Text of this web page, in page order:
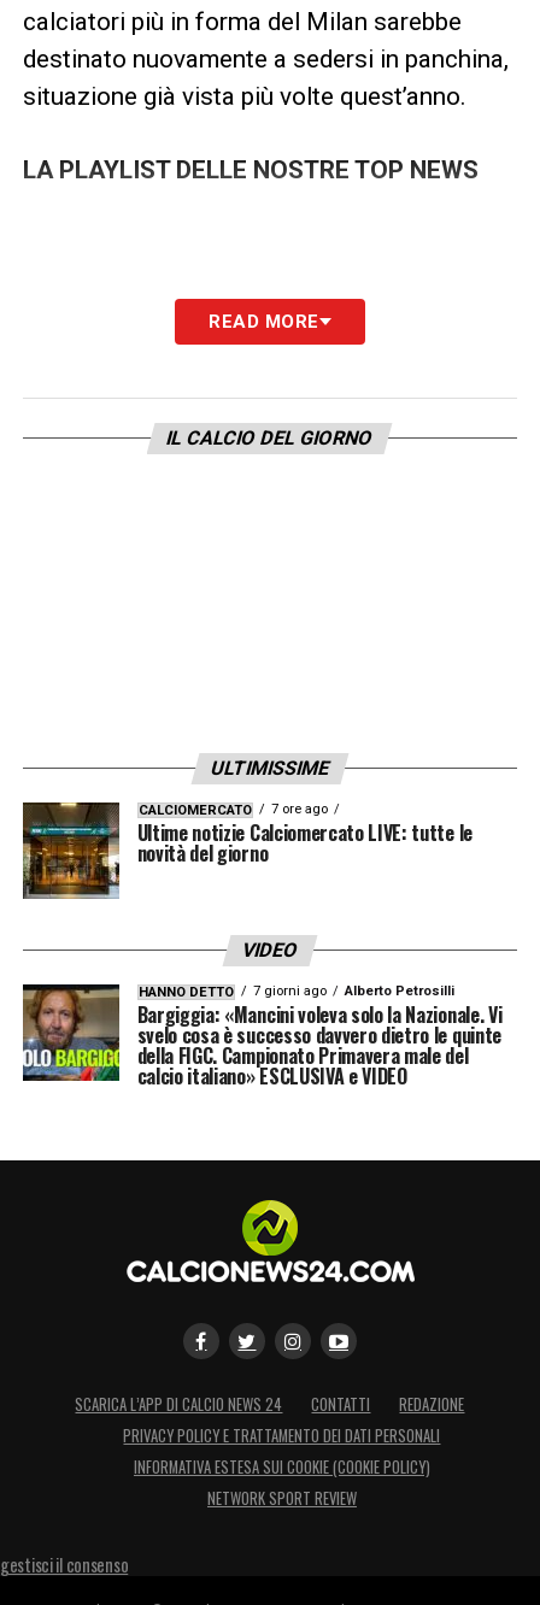
calciatori più in forma del Milan sarebbe
destinato nuovamente a sedersi in panchina,
situazione già vista più volte quest’anno.
LA PLAYLIST DELLE NOSTRE TOP NEWS
READ MORE
IL CALCIO DEL GIORNO
ULTIMISSIME
CALCIOMERCATO 7 ore ago
Ultime notizie Calciomercato LIVE: tutte le
novità del giorno
VIDEO
HANNO DETTO 7 giorni ago Alberto Petrosilli
Bargiggia: «Mancini voleva solo la Nazionale. Vi
svelo cosa è successo davvero dietro le quinte
della FIGC. Campionato Primavera male del
calcio italiano» ESCLUSIVA e VIDEO
SCARICA L’APP DI CALCIO NEWS 24 CONTATTI
REDAZIONE
PRIVACY POLICY E TRATTAMENTO DEI DATI PERSONALI
INFORMATIVA ESTESA SUI COOKIE (COOKIE POLICY)
NETWORK SPORT REVIEW
gestisci il consenso